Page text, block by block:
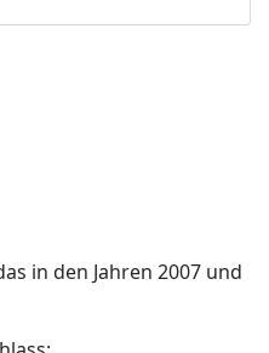
in den Jahren 2007 und